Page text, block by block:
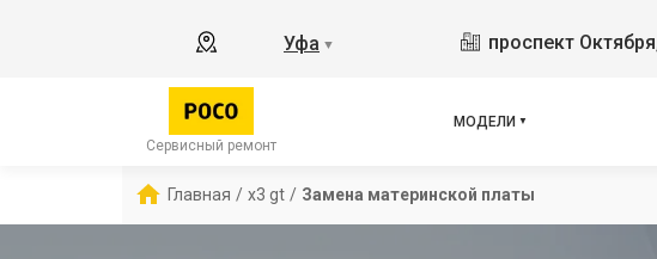
Уфа ▼ проспект
Сервисный ремонт
МОДЕЛИ
X2
X3 Pro
Главная / x3 gt / Замена материнской платы